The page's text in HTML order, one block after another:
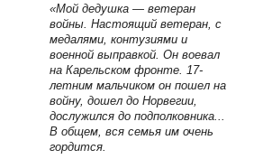
«Мой дедушка — ветеран
войны. Настоящий ветеран, с
медалями, контузиями и
военной выправкой. Он воевал
на Карельском фронте. 17-
летним мальчиком он пошел на
войну, дошел до Норвегии,
дослужился до подполковника...
В общем, вся семья им очень
гордится.